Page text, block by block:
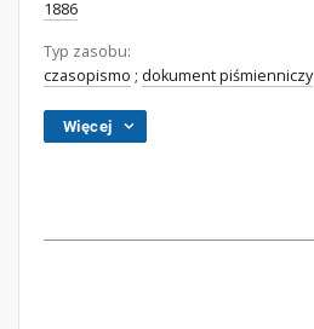
1886
Typ zasobu:
czasopismo ; dokument piśmienniczy
Więcej